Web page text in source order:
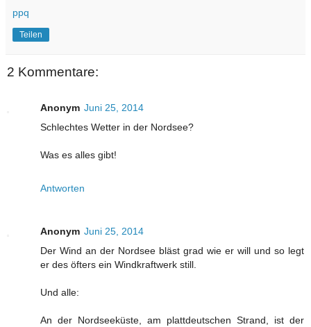
ppq
Teilen
2 Kommentare:
Anonym Juni 25, 2014
Schlechtes Wetter in der Nordsee?
Was es alles gibt!
Antworten
Anonym Juni 25, 2014
Der Wind an der Nordsee bläst grad wie er will und so legt
er des öfters ein Windkraftwerk still.
Und alle:
An der Nordseeküste, am plattdeutschen Strand, ist der